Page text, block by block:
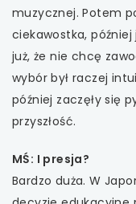
muzycznej. Potem
ciekawostka,
już, że nie chcę
wybór był raczej
później zaczęły się
przyszłość.
MŚ: I presja?
Bardzo duża. W